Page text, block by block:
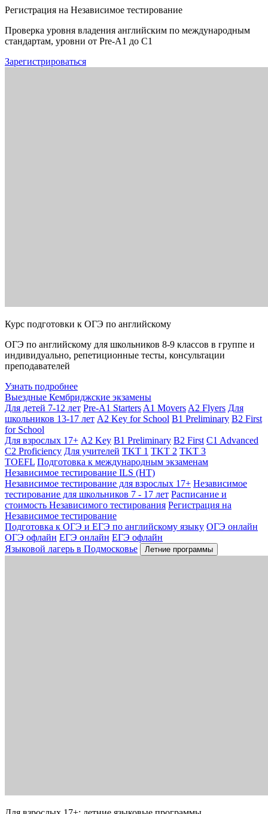
Регистрация на Независимое тестирование
Проверка уровня владения английским по международным
стандартам, уровни от Pre-A1 до C1
Зарегистрироваться
Курс подготовки к ОГЭ по английскому
ОГЭ по английскому для школьников 8-9 классов в группе и
индивидуально, репетиционные тесты, консультации
преподавателей
Узнать подробнее
Выездные Кембриджские экзамены
Для детей 7-12 лет Pre-A1 Starters A1 Movers A2 Flyers Для
школьников 13-17 лет A2 Key for School B1 Preliminary B2 First
for School
Для взрослых 17+ A2 Key B1 Preliminary B2 First C1 Advanced
C2 Proficiency Для учителей TKT 1 TKT 2 TKT 3
TOEFL Подготовка к международным экзаменам
Независимое тестирование ILS (НТ)
Независимое тестирование для взрослых 17+ Независимое
тестирование для школьников 7 - 17 лет Расписание и
стоимость Независимого тестирования Регистрация на
Независимое тестирование
Подготовка к ОГЭ и ЕГЭ по английскому языку ОГЭ онлайн
ОГЭ офлайн ЕГЭ онлайн ЕГЭ офлайн
Языковой лагерь в Подмосковье
Летние программы